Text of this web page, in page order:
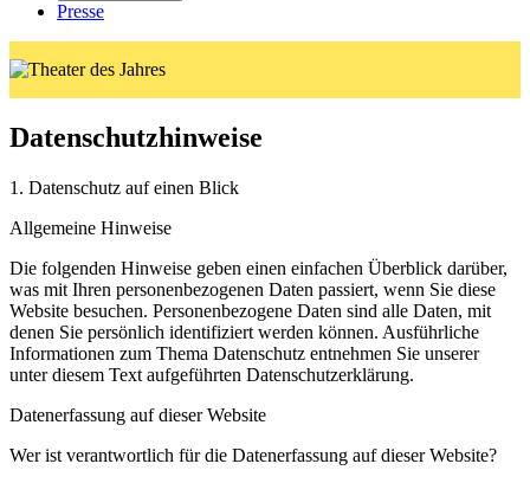
Presse
Datenschutzhinweise
1. Datenschutz auf einen Blick
Allgemeine Hinweise
Die folgenden Hinweise geben einen einfachen Überblick darüber,
was mit Ihren personenbezogenen Daten passiert, wenn Sie diese
Website besuchen. Personenbezogene Daten sind alle Daten, mit
denen Sie persönlich identifiziert werden können. Ausführliche
Informationen zum Thema Datenschutz entnehmen Sie unserer
unter diesem Text aufgeführten Datenschutzerklärung.
Datenerfassung auf dieser Website
Wer ist verantwortlich für die Datenerfassung auf dieser Website?